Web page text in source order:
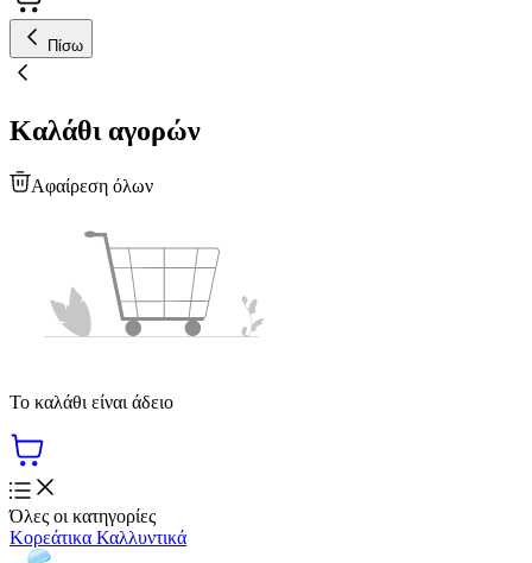
Πίσω
Καλάθι αγορών
Αφαίρεση όλων
Το καλάθι είναι άδειο
Όλες οι κατηγορίες
Κορεάτικα Καλλυντικά